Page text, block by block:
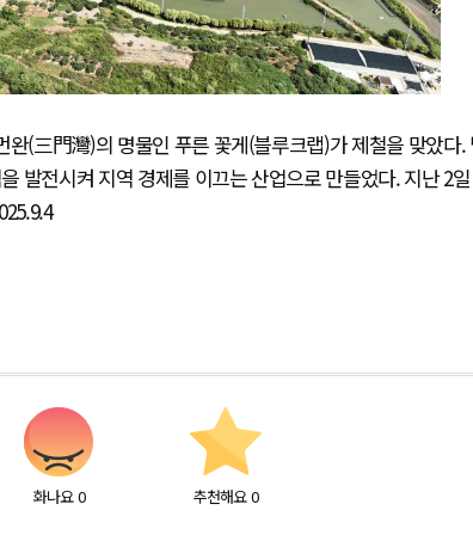
(三門灣)의 명물인 푸른 꽃게(블루크랩)가 제철을 맞았다.
발전시켜 지역 경제를 이끄는 산업으로 만들었다. 지난 2
화나요 0 추천해요 0